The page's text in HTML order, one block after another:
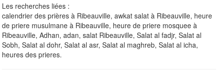
Les recherches liées :
calendrier des prières à Ribeauville, awkat salat à Ribeauville, heure
de priere musulmane à Ribeauville, heure de priere mosquee à
Ribeauville, Adhan, adan, salat Ribeauville, Salat al fadjr, Salat al
Sobh, Salat al dohr, Salat al asr, Salat al maghreb, Salat al icha,
heures des prieres.